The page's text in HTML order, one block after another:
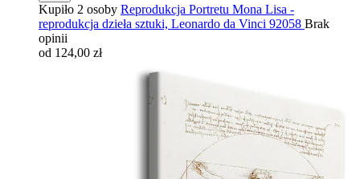
Kupiło 2 osoby Reprodukcja Portretu Mona Lisa -
reprodukcja dzieła sztuki, Leonardo da Vinci 92058 Brak
opinii
od 124,00 zł